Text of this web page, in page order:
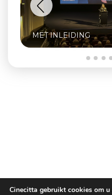
MET INLEIDING
Cinecitta gebruikt cookies om u